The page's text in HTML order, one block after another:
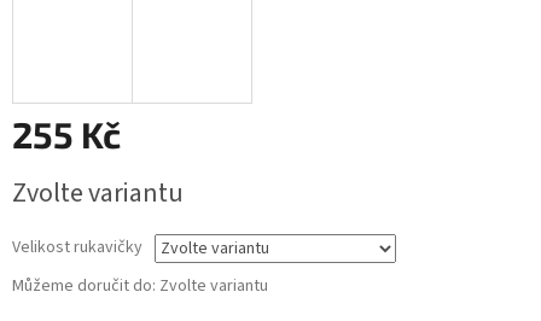
255 Kč
cena:
Zvolte variantu
Velikost rukavičky
Můžeme doručit do: Zvolte variantu